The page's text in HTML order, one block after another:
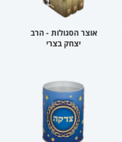
אוצר הסגולות - הרב
יצחק בצרי